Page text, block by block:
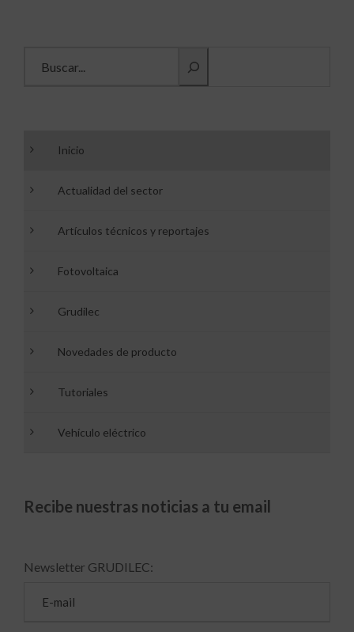
Inicio
Actualidad del sector
Artículos técnicos y reportajes
Fotovoltaica
Grudilec
Novedades de producto
Tutoriales
Vehículo eléctrico
Recibe nuestras noticias a tu email
Newsletter GRUDILEC: